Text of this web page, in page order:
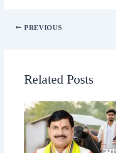
PREVIOUS
Related Posts